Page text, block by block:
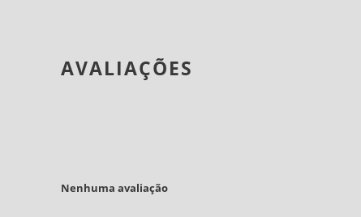
AVALIAÇÕES
Nenhuma avaliação